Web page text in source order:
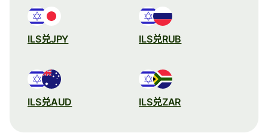
ILS兑JPY ILS兑RUB
ILS兑AUD ILS兑ZAR